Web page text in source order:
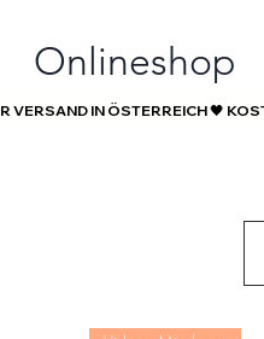
Onlineshop